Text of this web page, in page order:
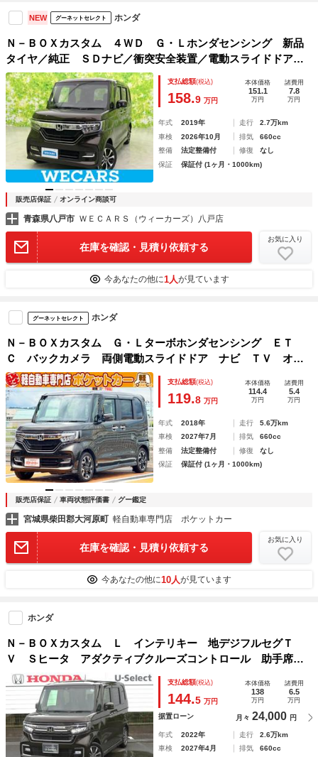
NEW グーネットセレクト ホンダ
Ｎ－ＢＯＸカスタム ４ＷＤ Ｇ・Ｌホンダセンシング 新品
タイヤ／純正 ＳＤナビ／衝突安全装置／電動スライドドア／
シートヒーター／車線逸脱防止支援システム／ヘッドランプ
ＬＥＤ／Ｂｌｕｅｔｏｏｔｈ接続／ＥＴＣ／ＥＢＤ付ＡＢＳ／
横滑り防止装置
支払総額(税込)
158.9 万円
本体価格
151.1
万円
諸費用
7.8
万円
年式 2019年 走行
2.7万km
車検
2026年10月 排気
660cc
整備
法定整備付 修復
なし
保証
保証付 (1ヶ月・1000km)
販売店保証 オンライン商談可
青森県八戸市 ＷＥＣＡＲＳ（ウィーカーズ）八戸店
在庫を確認・見積り依頼する
お気に入り
今あなたの他に1人が見ています
グーネットセレクト ホンダ
Ｎ－ＢＯＸカスタム Ｇ・Ｌターボホンダセンシング ＥＴ
Ｃ バックカメラ 両側電動スライドドア ナビ ＴＶ オー
トクルーズコントロール レーンアシスト 衝突被害軽減シス
テム オートライト ＬＥＤヘッドランプ スマートキー ア
イドリングストップ
支払総額(税込)
119.8 万円
本体価格
114.4
万円
諸費用
5.4
万円
年式 2018年 走行
5.6万km
車検
2027年7月 排気
660cc
整備
法定整備付 修復
なし
保証
保証付 (1ヶ月・1000km)
販売店保証 車両状態評価書 グー鑑定
宮城県柴田郡大河原町 軽自動車専門店 ポケットカー
在庫を確認・見積り依頼する
お気に入り
今あなたの他に10人が見ています
ホンダ
Ｎ－ＢＯＸカスタム Ｌ インテリキー 地デジフルセグＴ
Ｖ Ｓヒータ アダクティブクルーズコントロール 助手席エ
アバッグ 禁煙 ブレーキサポート パーキングセンサー 左
右電動スライドドア サイドＳＲＳ ＬＥＤランプ ＵＳＢ
支払総額(税込)
144.5 万円
本体価格
138
万円
諸費用
6.5
万円
据置ローン 月々 24,000 円
年式 2022年 走行
2.6万km
車検
2027年4月 排気
660cc